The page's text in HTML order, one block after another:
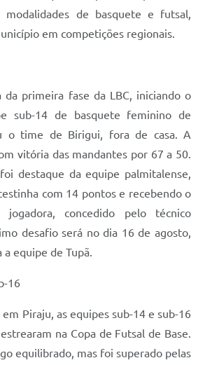
modalidades de basquete e futsal,
em competições regionais.
da primeira fase da LBC, iniciando o
sub-14 de basquete feminino de
o time de Birigui, fora de casa. A
vitória das mandantes por 67 a 50.
destaque da equipe palmitalense,
com 14 pontos e recebendo o
concedido pelo técnico
desafio será no dia 16 de agosto,
equipe de Tupã.
16
Piraju, as equipes sub-14 e sub-16
na Copa de Futsal de Base.
equilibrado, mas foi superado pelas